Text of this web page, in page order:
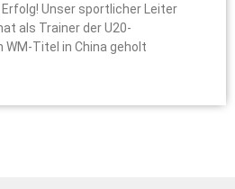
Unser sportlicher Leiter
als Trainer der U20-
Titel in China geholt